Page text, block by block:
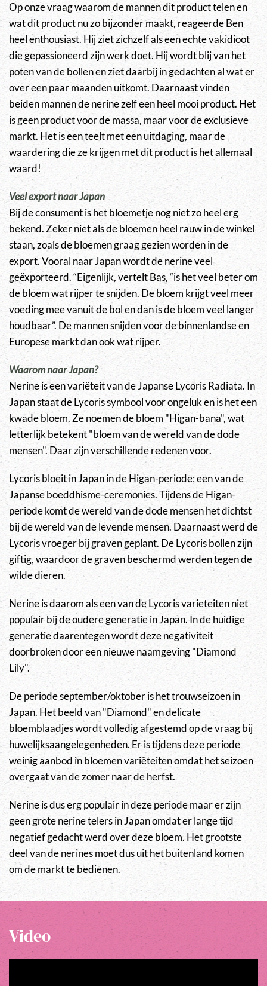
Op onze vraag waarom de mannen dit product telen en
wat dit product nu zo bijzonder maakt, reageerde Ben
heel enthousiast. Hij ziet zichzelf als een echte vakidioot
die gepassioneerd zijn werk doet. Hij wordt blij van het
poten van de bollen en ziet daarbij in gedachten al wat er
over een paar maanden uitkomt. Daarnaast vinden
beiden mannen de nerine zelf een heel mooi product. Het
is geen product voor de massa, maar voor de exclusieve
markt. Het is een teelt met een uitdaging, maar de
waardering die ze krijgen met dit product is het allemaal
waard!
Veel export naar Japan
Bij de consument is het bloemetje nog niet zo heel erg
bekend. Zeker niet als de bloemen heel rauw in de winkel
staan, zoals de bloemen graag gezien worden in de
export. Vooral naar Japan wordt de nerine veel
geëxporteerd. “Eigenlijk, vertelt Bas, “is het veel beter om
de bloem wat rijper te snijden. De bloem krijgt veel meer
voeding mee vanuit de bol en dan is de bloem veel langer
houdbaar”. De mannen snijden voor de binnenlandse en
Europese markt dan ook wat rijper.
Waarom naar Japan?
Nerine is een variëteit van de Japanse Lycoris Radiata. In
Japan staat de Lycoris symbool voor ongeluk en is het een
kwade bloem. Ze noemen de bloem "Higan-bana", wat
letterlijk betekent "bloem van de wereld van de dode
mensen". Daar zijn verschillende redenen voor.
Lycoris bloeit in Japan in de Higan-periode; een van de
Japanse boeddhisme-ceremonies. Tijdens de Higan-
periode komt de wereld van de dode mensen het dichtst
bij de wereld van de levende mensen. Daarnaast werd de
Lycoris vroeger bij graven geplant. De Lycoris bollen zijn
giftig, waardoor de graven beschermd werden tegen de
wilde dieren.
Nerine is daarom als een van de Lycoris varieteiten niet
populair bij de oudere generatie in Japan. In de huidige
generatie daarentegen wordt deze negativiteit
doorbroken door een nieuwe naamgeving "Diamond
Lily".
De periode september/oktober is het trouwseizoen in
Japan. Het beeld van "Diamond" en delicate
bloemblaadjes wordt volledig afgestemd op de vraag bij
huwelijksaangelegenheden. Er is tijdens deze periode
weinig aanbod in bloemen variëteiten omdat het seizoen
overgaat van de zomer naar de herfst.
Nerine is dus erg populair in deze periode maar er zijn
geen grote nerine telers in Japan omdat er lange tijd
negatief gedacht werd over deze bloem. Het grootste
deel van de nerines moet dus uit het buitenland komen
om de markt te bedienen.
Video